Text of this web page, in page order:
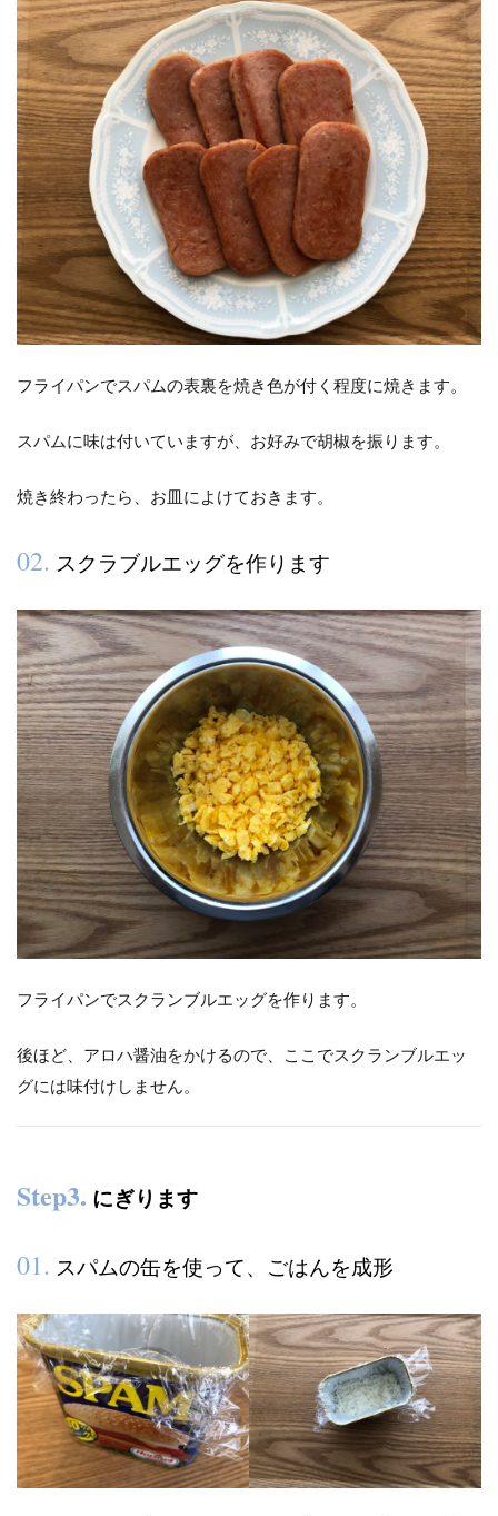
フライパンでスパムの表裏を焼き色が付く程度に焼きます。
スパムに味は付いていますが、お好みで胡椒を振ります。
焼き終わったら、お皿によけておきます。
02. スクラブルエッグを作ります
フライパンでスクランブルエッグを作ります。
後ほど、アロハ醤油をかけるので、ここでスクランブルエッ
グには味付けしません。
Step3. にぎります
01. スパムの缶を使って、ごはんを成形